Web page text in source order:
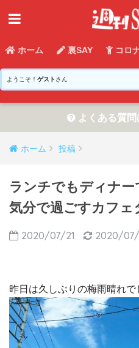
ホーム 裏SAY コロ
ようこそ！ ゲスト さん
よくある質
ホーム 投稿
ランチでもディナ
気分で過ごすカフ
2020/07/21 2020/
昨日は久しぶりの梅雨晴れで